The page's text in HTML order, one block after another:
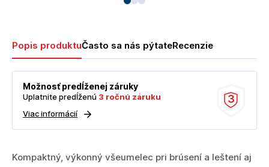
Popis produktuČasto sa nás pýtateRecenzie
3
Možnosť predĺženej záruky
Uplatnite predĺženú 3 ročnú záruku
Viac informácií
Kompaktný, výkonný všeumelec pri brúsení a leštení aj